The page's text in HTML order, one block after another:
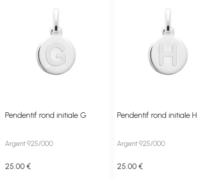
Pendentif rond initiale G
Argent 925/000
25 .00 €
Pendentif rond initiale H
Argent 925/000
25 .00 €